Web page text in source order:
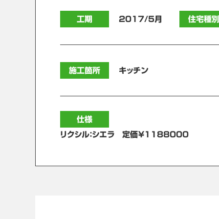
工期 2017/5月 住宅種別
施工箇所 キッチン
仕様
リクシル：シエラ 定価￥1188000